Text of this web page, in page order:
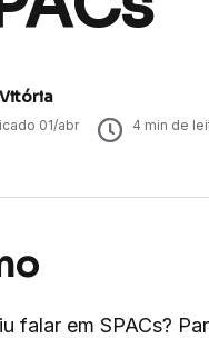
01/abr 4 min de
falar em SPACs?